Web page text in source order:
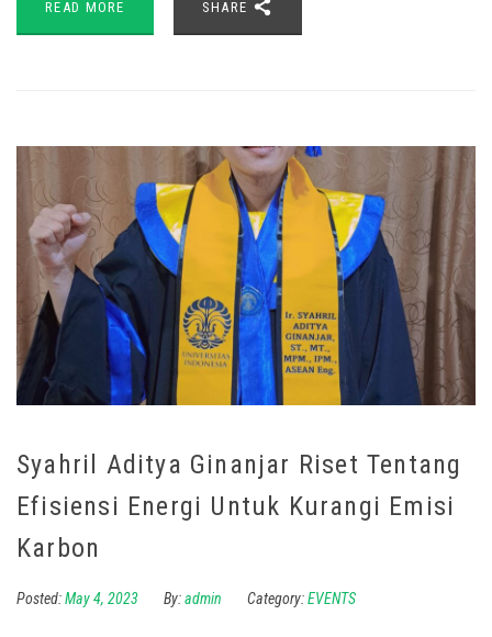
READ MORE SHARE
Syahril Aditya Ginanjar Riset Tentang
Efisiensi Energi Untuk Kurangi Emisi
Karbon
Posted:May 4, 2023 By:admin Category:EVENTS